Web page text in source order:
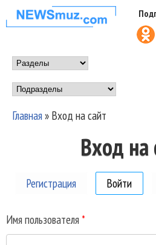
Перейти к
НОВОСТИ
МУЗЫКИ И
ШОУ БИЗНЕСА
NEWSMUZ.COM
Main menu
Подразделы
Вы здесь
Главная» Вход на сайт
Вход на
Регистрация Войти
Имя пользователя *